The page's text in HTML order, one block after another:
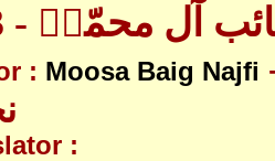
آل محمّدؑ - 3 / 3
: Moosa Baig Najfi
: